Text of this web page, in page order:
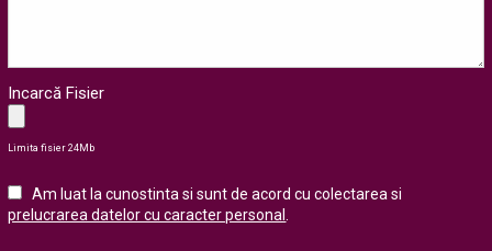
Incarcă Fisier
Limita fisier 24Mb
Am luat la cunostinta si sunt de acord cu colectarea si
prelucrarea datelor cu caracter personal.